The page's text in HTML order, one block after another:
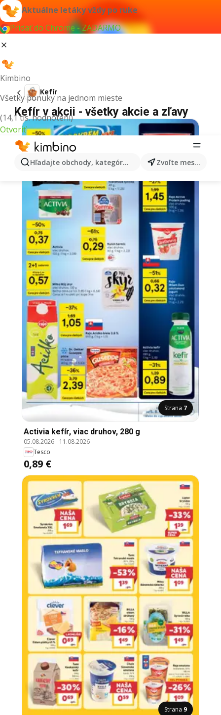
Aktuálne letáky vždy po ruke
Pridať do Chrome - ZADARMO
Kimbino
Všetky ponuky na jednom mieste
(14,1 tis. hodnotení)
Otvoriť
Hľadajte obchody, kategórie, produkty... Zvoľte mesto
Kefír
Kefír v akcii - všetky akcie a zľavy
Strana 7
Activia kefír, viac druhov, 280 g
05.08.2026- 11.08.2026
Tesco
0,89 €
Strana 9